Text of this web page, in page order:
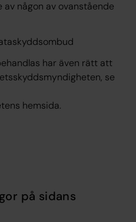
någon av ovanstående
har även rätt att
se
hemsida.
på sidans